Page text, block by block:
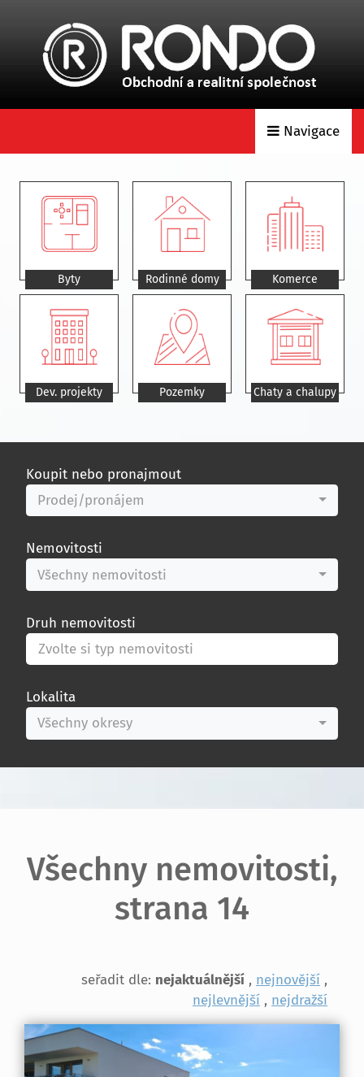
Navigace
Byty Rodinné domy Komerce
Dev. projekty Pozemky Chaty a chalupy
Koupit nebo pronajmout
Prodej/pronájem
Nemovitosti
Všechny nemovitosti
Druh nemovitosti
Zvolte si typ nemovitosti
Lokalita
Všechny okresy
Všechny nemovitosti,
strana 14
seřadit dle: nejaktuálnější , nejnovější ,
nejlevnější , nejdražší